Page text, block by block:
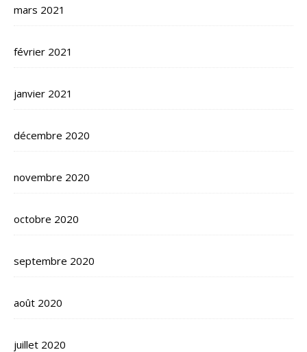
mars 2021
février 2021
janvier 2021
décembre 2020
novembre 2020
octobre 2020
septembre 2020
août 2020
juillet 2020